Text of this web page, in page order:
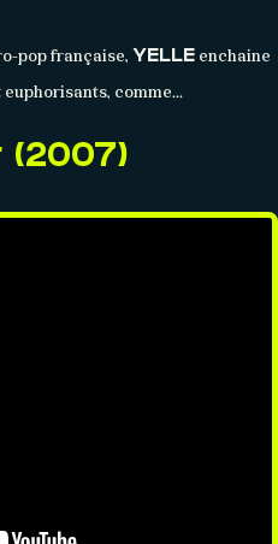
pop française, YELLE enchaine
comme…
(2007)